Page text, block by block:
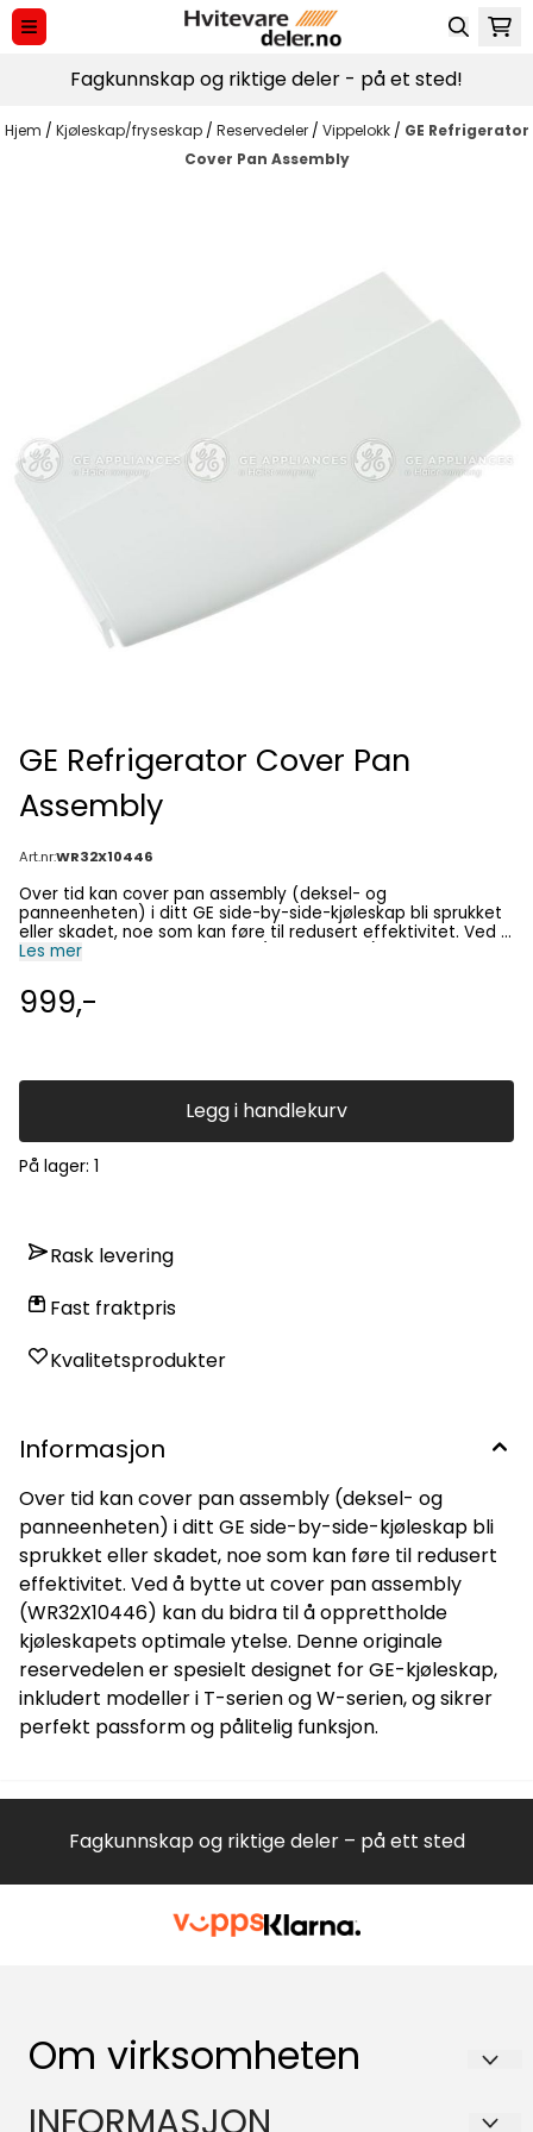
Hopp til innhold
Fagkunnskap og riktige deler - på et sted!
Hjem / Kjøleskap/fryseskap / Reservedeler / Vippelokk / GE Refrigerator
Cover Pan Assembly
GE Refrigerator Cover Pan
Assembly
Art.nr:WR32X10446
Over tid kan cover pan assembly (deksel- og
panneenheten) i ditt GE side-by-side-kjøleskap bli sprukket
eller skadet, noe som kan føre til redusert effektivitet. Ved å
bytte ut cover pan assembly (WR32X10446) kan du bidra til
originale reservedelen er spesielt designet for GE-kjøleskap,
inkludert modeller i T-serien og W-serien, og sikrer perfekt
Les mer
999,-
Legg i handlekurv
På lager: 1
Rask levering
Fast fraktpris
Kvalitetsprodukter
Informasjon
Over tid kan cover pan assembly (deksel- og
panneenheten) i ditt GE side-by-side-kjøleskap bli
sprukket eller skadet, noe som kan føre til redusert
effektivitet. Ved å bytte ut cover pan assembly
(WR32X10446) kan du bidra til å opprettholde
kjøleskapets optimale ytelse. Denne originale
reservedelen er spesielt designet for GE-kjøleskap,
inkludert modeller i T-serien og W-serien, og sikrer
perfekt passform og pålitelig funksjon.
Fagkunnskap og riktige deler – på ett sted
Om virksomheten
Hvitevareteknikk AS